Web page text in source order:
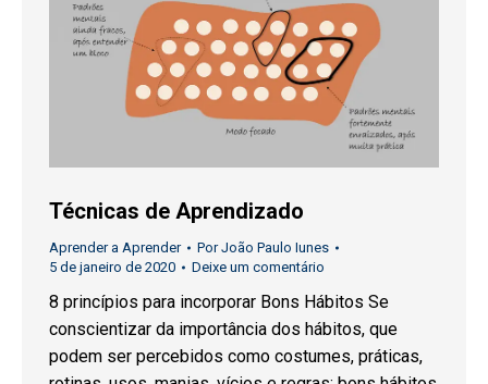
Técnicas de Aprendizado
Aprender a Aprender PorJoão Paulo Iunes
5 de janeiro de 2020
Deixe um comentário
8 princípios para incorporar Bons Hábitos Se
conscientizar da importância dos hábitos, que
podem ser percebidos como costumes, práticas,